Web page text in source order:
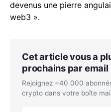
devenus une pierre
web3 ».
Cet article vous a
prochains par email
Rejoignez +40 000
crypto dans votre boîte